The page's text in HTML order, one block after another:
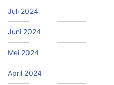
Juli 2024
Juni 2024
Mei 2024
April 2024